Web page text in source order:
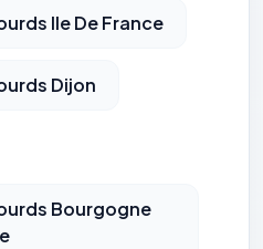
Ile De France
Dijon
Bourgogne